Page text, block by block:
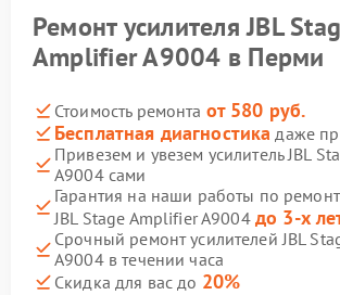
Ремонт усилителя JBL
Amplifier A9004 в Перми
Стоимость ремонта от 580 руб.
Бесплатная диагностика даже
Привезем и увезем усилитель JBL
A9004 сами
Гарантия на наши работы по
JBL Stage Amplifier A9004 до 3-х
Срочный ремонт усилителей JBL
A9004 в течении часа
Скидка для вас до 20%